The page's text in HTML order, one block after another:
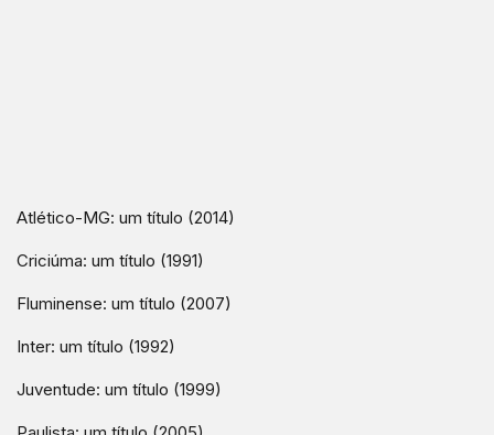
Atlético-MG: um título (2014)
Criciúma: um título (1991)
Fluminense: um título (2007)
Inter: um título (1992)
Juventude: um título (1999)